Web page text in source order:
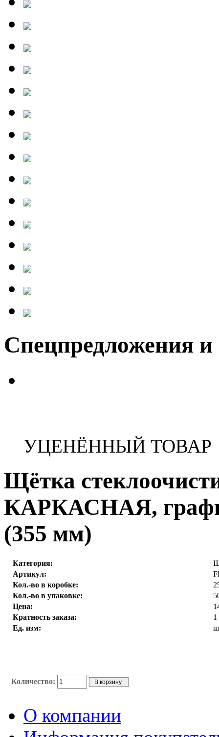
Спецпредложения
УЦЕНЁННЫЙ ТОВАР
Щётка
КАРКАСНАЯ,
(355 мм)
Категория:
Артикул:
Кол.-во в коробке:
Кол.-во в упаковке:
Цена:
Кратность заказа:
1
Ед. изм:
Количество:
О компании